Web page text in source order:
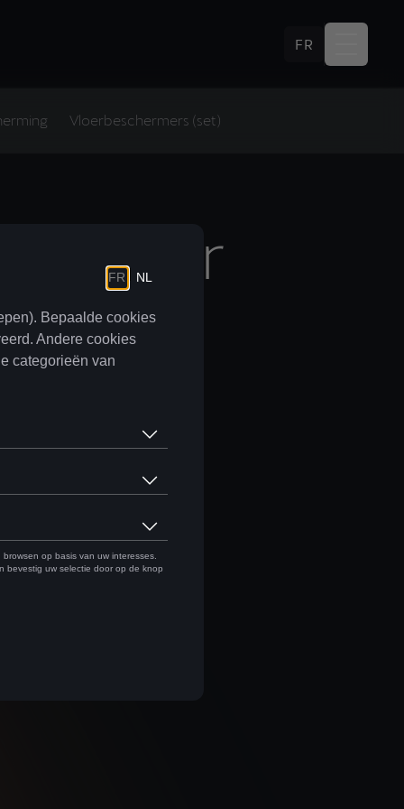
FR
Vloerbeschermers (set)
dak